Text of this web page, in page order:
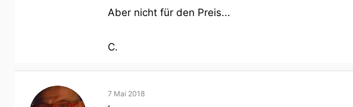
Aber nicht für den Preis...
C.
7 Mai 2018